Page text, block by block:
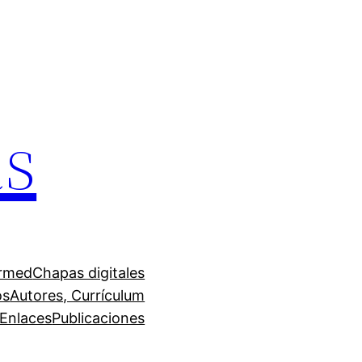
Chapas digitales
Autores, Currículum
EnlacesPublicaciones